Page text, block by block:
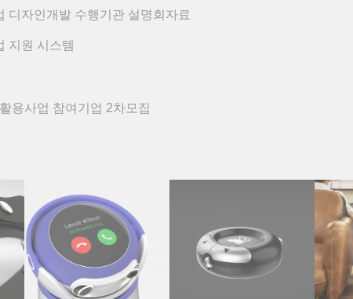
디자인개발 수행기관 설명회자료
지원 시스템
용사업 참여기업 2차모집